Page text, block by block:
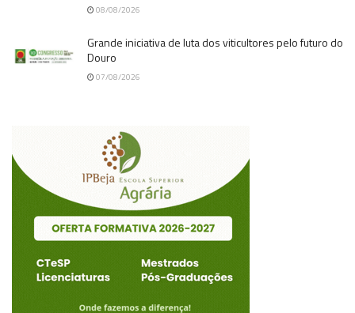
08/08/2026
Grande iniciativa de luta dos viticultores pelo futuro do
Douro
07/08/2026